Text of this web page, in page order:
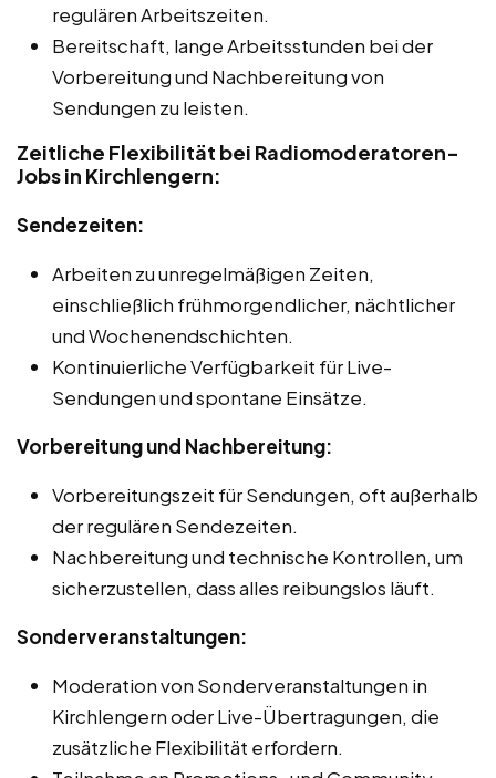
regulären Arbeitszeiten.
Bereitschaft, lange Arbeitsstunden bei der
Vorbereitung und Nachbereitung von
Sendungen zu leisten.
Zeitliche Flexibilität bei Radiomoderatoren-
Jobs in Kirchlengern:
Sendezeiten:
Arbeiten zu unregelmäßigen Zeiten,
einschließlich frühmorgendlicher, nächtlicher
und Wochenendschichten.
Kontinuierliche Verfügbarkeit für Live-
Sendungen und spontane Einsätze.
Vorbereitung und Nachbereitung:
Vorbereitungszeit für Sendungen, oft außerhalb
der regulären Sendezeiten.
Nachbereitung und technische Kontrollen, um
sicherzustellen, dass alles reibungslos läuft.
Sonderveranstaltungen:
Moderation von Sonderveranstaltungen in
Kirchlengern oder Live-Übertragungen, die
zusätzliche Flexibilität erfordern.